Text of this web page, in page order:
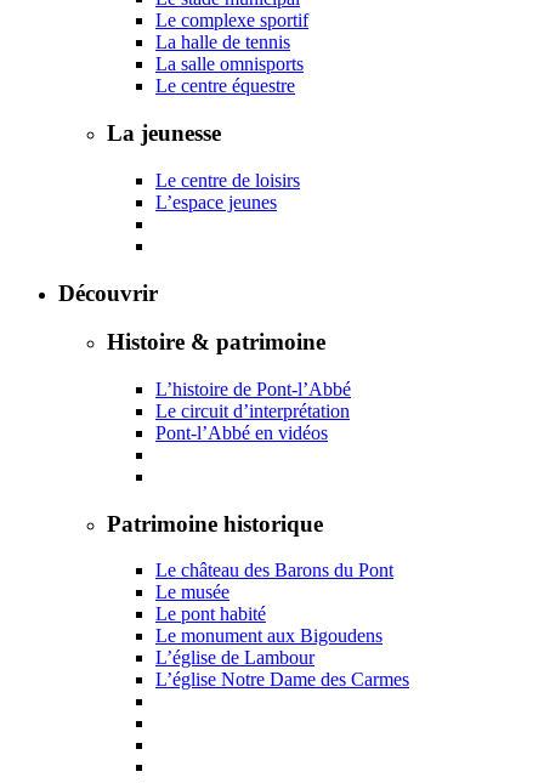
Le complexe sportif
La halle de tennis
La salle omnisports
Le centre équestre
La jeunesse
Le centre de loisirs
L’espace jeunes
Découvrir
Histoire & patrimoine
L’histoire de Pont-l’Abbé
Le circuit d’interprétation
Pont-l’Abbé en vidéos
Patrimoine historique
Le château des Barons du Pont
Le musée
Le pont habité
Le monument aux Bigoudens
L’église de Lambour
L’église Notre Dame des Carmes